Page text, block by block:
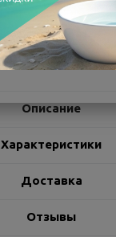
Поделиться
Описание
Характеристики
Доставка
Отзывы